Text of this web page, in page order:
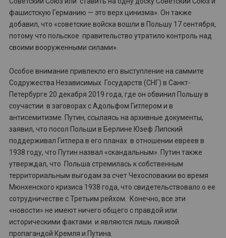
фашистскую Германию — это верх цинизма». Он также
добавил, что «советские войска вошли в Польшу 17 сентября,
потому что польское правительство утратило контроль над
своими вооруженными силами».
Особое внимание привлекло его выступление на саммите
Содружества Независимых Государств (СНГ) в Санкт-
Петербурге 20 декабря 2019 года, где он обвинил Польшу в
соучастии в заговорах с Адольфом Гитлером и в
антисемитизме. Путин, ссылаясь на архивные документы,
заявил, что посол Польши в Берлине Юзеф Липский
поддерживал Гитлера в его планах в отношении евреев в
1938 году, что Путин назвал «скандальным». Путин также
утверждал, что Польша стремилась к собственным
территориальным выгодам за счет Чехословакии во время
Мюнхенского кризиса 1938 года, что свидетельствовало о ее
сотрудничестве с Третьим рейхом. Конечно, все эти
«новости» не имеют ничего общего с правдой или
историческими фактами и являются лишь лживой
пропагандой Кремля и Путина.